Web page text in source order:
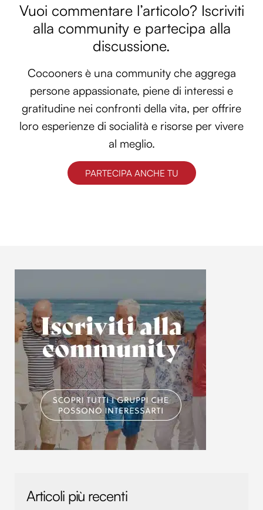
Vuoi commentare l’articolo? Iscriviti
alla community e partecipa alla
discussione.
Cocooners è una community che aggrega
persone appassionate, piene di interessi e
gratitudine nei confronti della vita, per offrire
loro esperienze di socialità e risorse per vivere
al meglio.
PARTECIPA ANCHE TU
Articoli più recenti